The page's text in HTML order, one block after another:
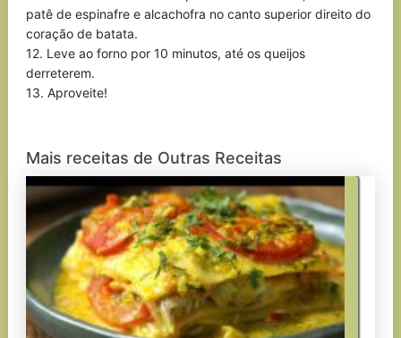
patê de espinafre e alcachofra no canto superior direito do
coração de batata.
12. Leve ao forno por 10 minutos, até os queijos
derreterem.
13. Aproveite!
Mais receitas de Outras Receitas